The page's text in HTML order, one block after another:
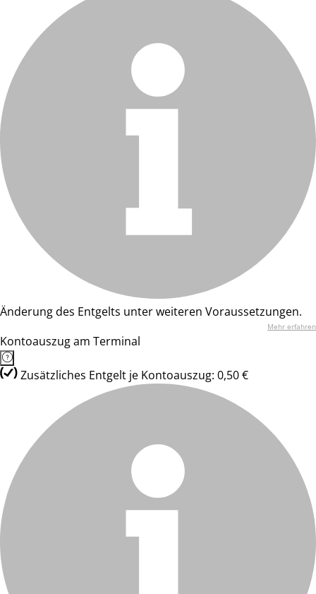
Änderung des Entgelts unter weiteren Voraussetzungen.
Mehr erfahren
Kontoauszug am Terminal
Zusätzliches Entgelt je Kontoauszug: 0,50 €